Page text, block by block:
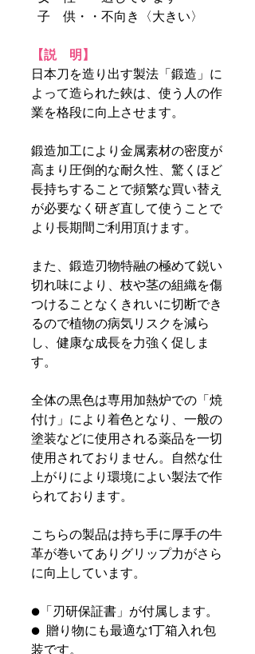
子 供・・不向き〈大きい〉
【説 明】
日本刀を造り出す製法「鍛造」に
よって造られた鋏は、使う人の作
業を格段に向上させます。
鍛造加工により金属素材の密度が
高まり圧倒的な耐久性、驚くほど
長持ちすることで頻繁な買い替え
が必要なく研ぎ直して使うことで
より長期間ご利用頂けます。
また、鍛造刃物特融の極めて鋭い
切れ味により、枝や茎の組織を傷
つけることなくきれいに切断でき
るので植物の病気リスクを減ら
し、健康な成長を力強く促しま
す。
全体の黒色は専用加熱炉での「焼
付け」により着色となり、一般の
塗装などに使用される薬品を一切
使用されておりません。自然な仕
上がりにより環境によい製法で作
られております。
こちらの製品は持ち手に厚手の牛
革が巻いてありグリップ力がさら
に向上しています。
●「刃研保証書」が付属します。
● 贈り物にも最適な1丁箱入れ包
装です。